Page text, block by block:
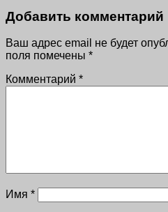
Добавить комментарий
Ваш адрес email не будет
поля помечены *
Комментарий *
Имя *